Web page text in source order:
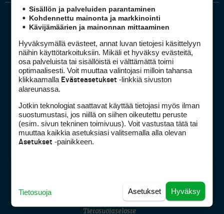
Golfpiste mediakortti
Golfpisteen yhteystiedot
DSA avoimuusraportti
Asiakaspalvelu
(digi) digi@otavamedia.fi
Tietosuojaseloste
Sisällön ja palveluiden parantaminen
Kohdennettu mainonta ja markkinointi
Kävijämäärien ja mainonnan mittaaminen
Hyväksymällä evästeet, annat luvan tietojesi käsittelyyn
näihin käyttötarkoituksiin. Mikäli et hyväksy evästeitä,
osa palveluista tai sisällöistä ei välttämättä toimi
optimaalisesti. Voit muuttaa valintojasi milloin tahansa
klikkaamalla Evästeasetukset -linkkiä sivuston
alareunassa.
Jotkin teknologiat saattavat käyttää tietojasi myös ilman
suostumustasi, jos niillä on siihen oikeutettu peruste
(esim. sivun tekninen toimivuus). Voit vastustaa tätä tai
muuttaa kaikkia asetuksiasi valitsemalla alla olevan
Asetukset -painikkeen.
Hyväksy
Asetukset
Tietosuoja